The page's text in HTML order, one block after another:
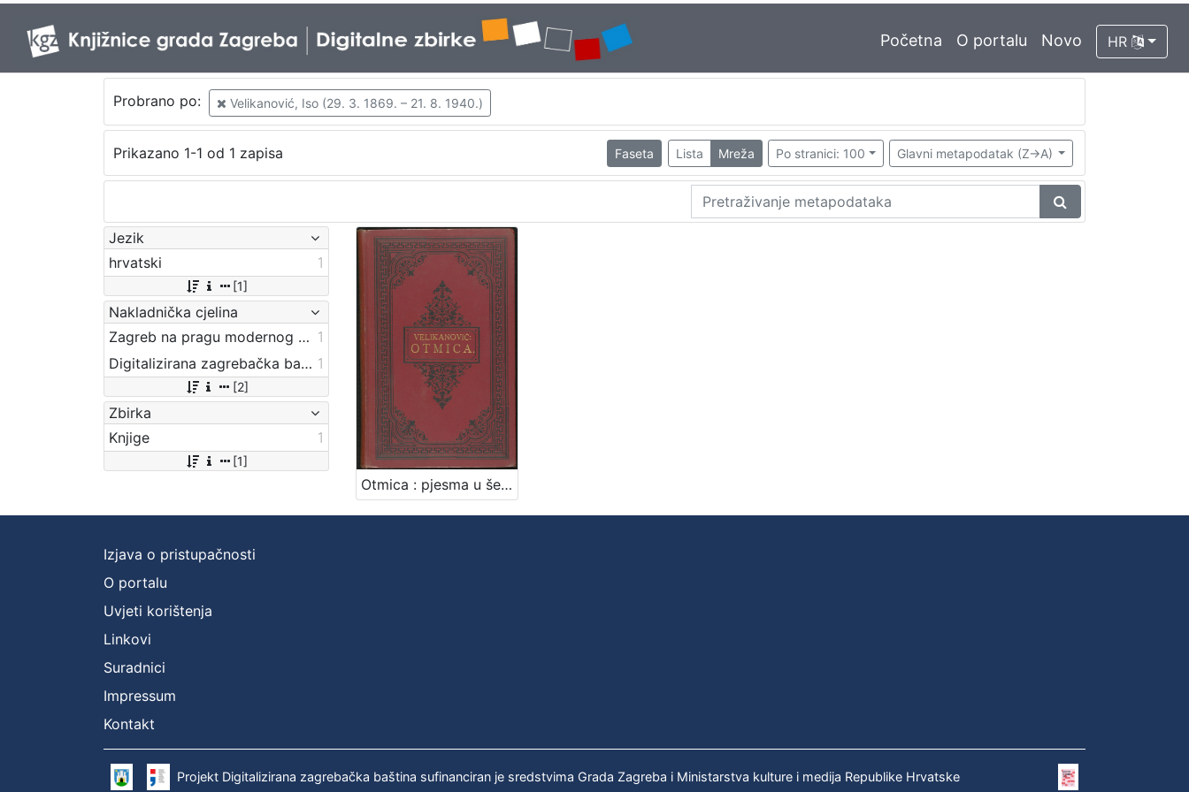
Početna O portalu Novo HR
Probrano po: Velikanović, Iso (29. 3. 1869. – 21. 8. 1940.)
Prikazano 1-1 od 1 zapisa Faseta Lista Mreža Po stranici: 100 Glavni metapodatak (Z->A)
Jezik
hrvatski
1
[1]
Nakladnička cjelina
Zagreb na pragu modernog doba 1
Digitalizirana zagrebačka baština 1
[2]
Zbirka
Knjige
1
[1]
Otmica : pjesma u šest pjevanja / Isa Velikanović
Izjava o pristupačnosti
O portalu
Uvjeti korištenja
Linkovi
Suradnici
Impressum
Kontakt
Projekt Digitalizirana zagrebačka baština sufinanciran je sredstvima Grada Zagreba i Ministarstva kulture i medija Republike Hrvatske